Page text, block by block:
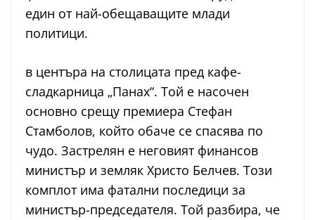
един от най-обещаващите млади
политици.
в центъра на столицата пред кафе-
сладкарница „Панах“. Той е насочен
основно срещу премиера Стефан
Стамболов, който обаче се спасява по
чудо. Застрелян е неговият финансов
министър и земляк Христо Белчев. Този
комплот има фатални последици за
министър-председателя. Той разбира, че